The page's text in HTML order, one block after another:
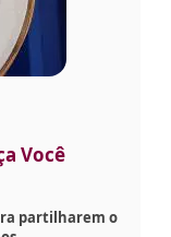
Você
partilharem o